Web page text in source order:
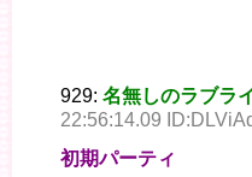
929: 名無しのラブラ
22:56:14.09
初期パーティ